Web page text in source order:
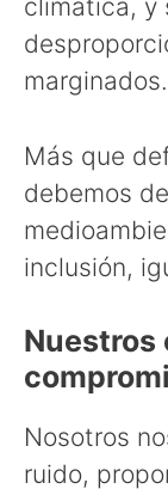
climática, y
marginados.
Más que
debemos
inclusión,
Nuestros
Nosotros
ruido,